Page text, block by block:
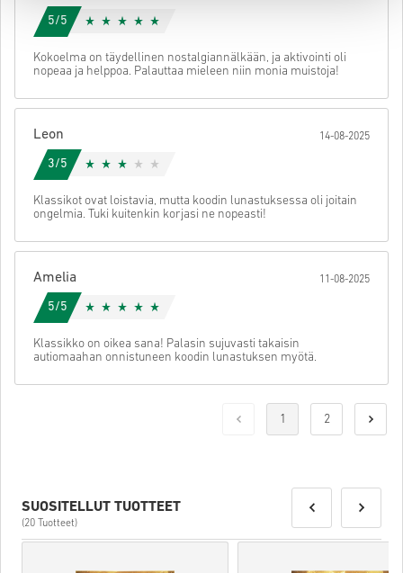
5/5
Kokoelma on täydellinen nostalgiannälkään, ja aktivointi oli
nopeaa ja helppoa. Palauttaa mieleen niin monia muistoja!
Leon 14-08-2025
3/5
Klassikot ovat loistavia, mutta koodin lunastuksessa oli joitain
ongelmia. Tuki kuitenkin korjasi ne nopeasti!
Amelia 11-08-2025
5/5
Klassikko on oikea sana! Palasin sujuvasti takaisin
autiomaahan onnistuneen koodin lunastuksen myötä.
1 2
SUOSITELLUT TUOTTEET
(20 Tuotteet)